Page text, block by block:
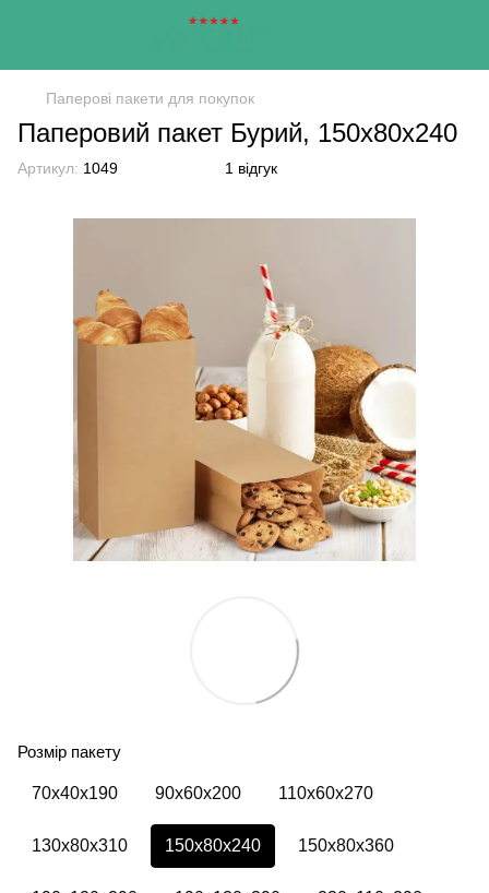
Паперові пакети для покупок
Паперовий пакет Бурий, 150х80х240
Артикул: 1049 1 відгук
Розмір пакету
70х40х190 90х60х200 110х60х270
130х80х310 150х80х240 150х80х360